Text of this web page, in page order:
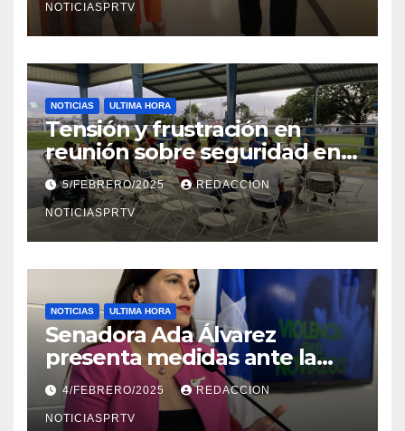
NOTICIASPRTV
NOTICIAS ULTIMA HORA
Tensión y frustración en
reunión sobre seguridad en
Reparto Metropolitano
5/FEBRERO/2025 REDACCION
NOTICIASPRTV
NOTICIAS ULTIMA HORA
Senadora Ada Álvarez
presenta medidas ante la
violencia en el noviazgo
4/FEBRERO/2025 REDACCION
NOTICIASPRTV